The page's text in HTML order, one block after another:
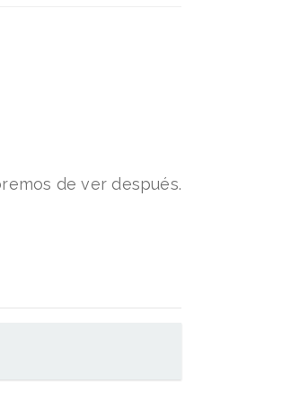
de ver después.